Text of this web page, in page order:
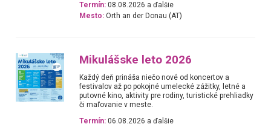
Termín: 08.08.2026 a ďalšie
Mesto: Orth an der Donau (AT)
Mikulášske leto 2026
Každý deň prináša niečo nové od koncertov a
festivalov až po pokojné umelecké zážitky, letné a
putovné kino, aktivity pre rodiny, turistické prehliadky
či maľovanie v meste.
Termín: 06.08.2026 a ďalšie